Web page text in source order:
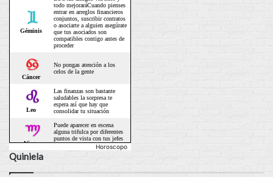
Horoscopo
Quiniela